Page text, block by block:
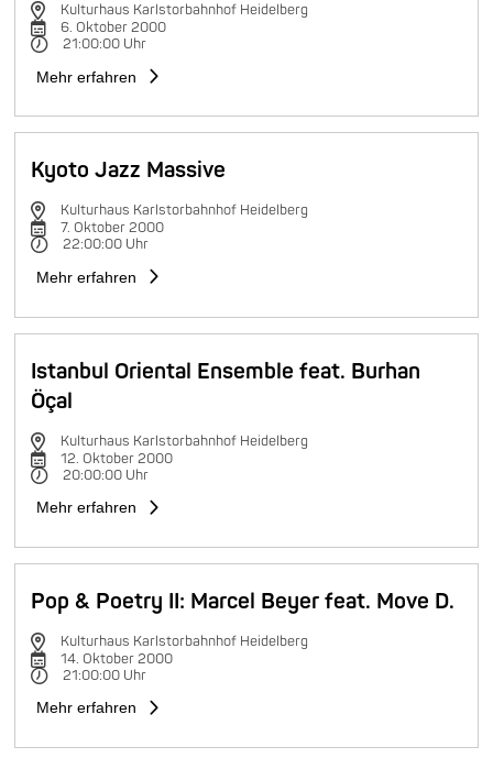
Kulturhaus Karlstorbahnhof Heidelberg
6. Oktober 2000
21:00:00 Uhr
Mehr erfahren
Kyoto Jazz Massive
Kulturhaus Karlstorbahnhof Heidelberg
7. Oktober 2000
22:00:00 Uhr
Mehr erfahren
Istanbul Oriental Ensemble feat. Burhan
Öçal
Kulturhaus Karlstorbahnhof Heidelberg
12. Oktober 2000
20:00:00 Uhr
Mehr erfahren
Pop & Poetry II: Marcel Beyer feat. Move D.
Kulturhaus Karlstorbahnhof Heidelberg
14. Oktober 2000
21:00:00 Uhr
Mehr erfahren